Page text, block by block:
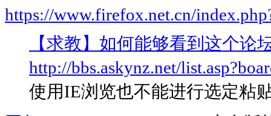
https://www.firefox.net.cn/
【求教】如何能够看到这个论
http://bbs.askynz.net/
使用IE浏览也不能进行选定粘